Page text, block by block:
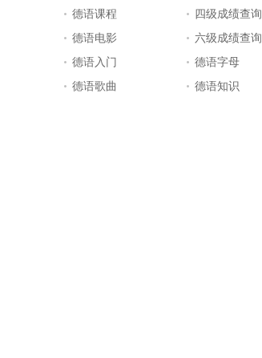
德语课程
四级成绩查询
德语电影
六级成绩查询
德语入门
德语字母
德语歌曲
德语知识